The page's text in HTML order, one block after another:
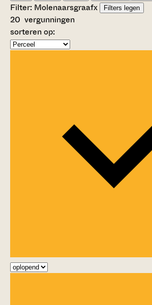
Filter: Molenaarsgraafx Filters legen
20 vergunningen
sorteren op: